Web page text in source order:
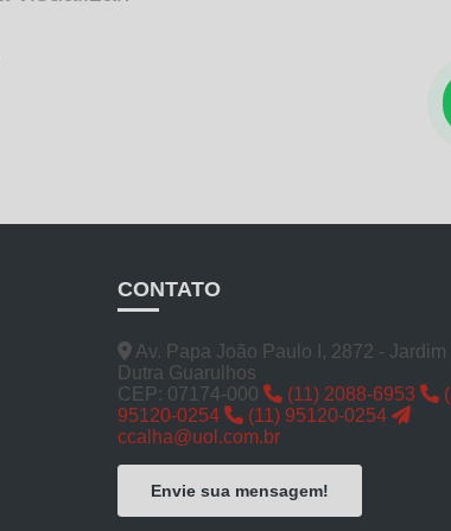
CONTATO
Av. Papa João Paulo I, 2872 - Jardim
Dutra Guarulhos
CEP: 07174-000
(11) 2088-6953
95120-0254
(11) 95120-0254
ccalha@uol.com.br
Envie sua mensagem!